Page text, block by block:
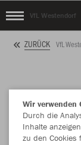
VfL Westendorf
ZURÜCK VfL
Wir verwenden
Durch die
Inhalte
zu den